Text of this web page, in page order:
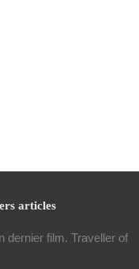
articles
dernier film. Traveller of